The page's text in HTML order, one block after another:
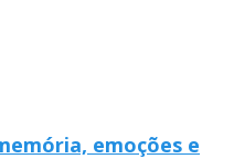
emoções e